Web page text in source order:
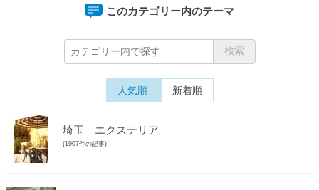
このカテゴリー内のテーマ
人気順 新着順
埼玉 エクステリア
(1907件の記事)